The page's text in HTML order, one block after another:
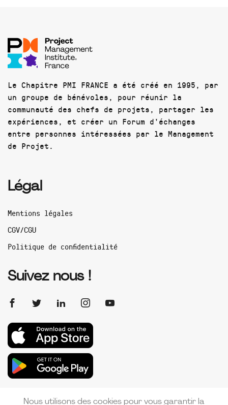
Le Chapitre PMI FRANCE a été créé en 1995, par
un groupe de bénévoles, pour réunir la
communauté des chefs de projets, partager les
expériences, et créer un Forum d'échanges
entre personnes intéressées par le Management
de Projet.
Légal
Mentions légales
CGV/CGU
Politique de confidentialité
Suivez nous !
Nous utilisons des cookies pour vous garantir la